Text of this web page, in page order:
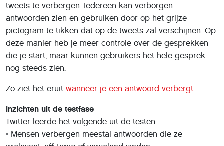
tweets te verbergen. Iedereen kan verborgen
antwoorden zien en gebruiken door op het grijze
pictogram te tikken dat op de tweets zal verschijnen. Op
deze manier heb je meer controle over de gesprekken
die je start, maar kunnen gebruikers het hele gesprek
nog steeds zien.
Zo ziet het eruit wanneer je een antwoord verbergt
Inzichten uit de testfase
Twitter leerde het volgende uit de testen:
• Mensen verbergen meestal antwoorden die ze